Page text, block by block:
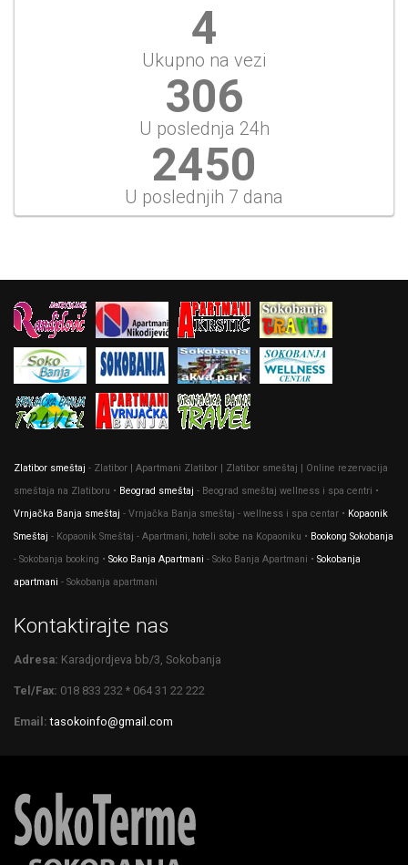
5
Ukupno na vezi
353
U poslednja 24h
2827
U poslednjih 7 dana
Zlatibor smeštaj - Zlatibor | Apartmani Zlatibor | Zlatibor smeštaj | Online rezervacija
smeštaja na Zlatiboru • Beograd smeštaj - Beograd smeštaj wellness i spa centri •
Vrnjačka Banja smeštaj - Vrnjačka Banja smeštaj - wellness i spa centar • Kopaonik
Smeštaj - Kopaonik Smeštaj - Apartmani, hoteli sobe na Kopaoniku • Bookong Sokobanja
- Sokobanja booking • Soko Banja Apartmani - Soko Banja Apartmani • Sokobanja
apartmani - Sokobanja apartmani
Kontaktirajte nas
Adresa: Karadjordjeva bb/3, Sokobanja
Tel/Fax: 018 833 232 * 064 31 22 222
Email: tasokoinfo@gmail.com